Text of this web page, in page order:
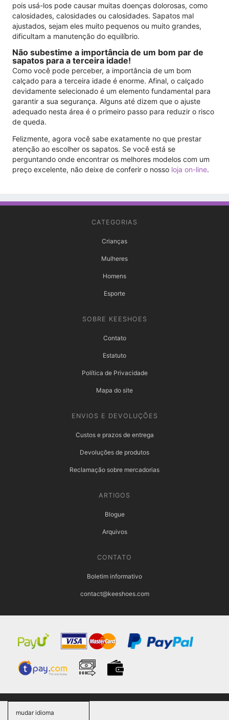
pois usá-los pode causar muitas doenças dolorosas, como
calosidades, calosidades ou calosidades. Sapatos mal
ajustados, sejam eles muito pequenos ou muito grandes,
dificultam a manutenção do equilíbrio.
Não subestime a importância de um bom par de
sapatos para a terceira idade!
Como você pode perceber, a importância de um bom
calçado para a terceira idade é enorme. Afinal, o calçado
devidamente selecionado é um elemento fundamental para
garantir a sua segurança. Alguns até dizem que o ajuste
adequado nesta área é o primeiro passo para reduzir o risco
de queda.
Felizmente, agora você sabe exatamente no que prestar
atenção ao escolher os sapatos. Se você está se
perguntando onde encontrar os melhores modelos com um
preço excelente, não deixe de conferir o nosso loja on-line.
CATEGORIAS
Crianças
Mulheres
Homens
Esporte
SOBRE KEESHOES
Contato
Estatuto
Política de Privacidade
Mapa do site
ENVIOS E DEVOLUÇÕES
Custos e prazos de entrega
Devoluções de produtos
Reclamação sobre mercadorias
ARTIGOS
Blogue
Arquivos
CONTATO
Boletim informativo
contact@keeshoes.com
mudar idioma